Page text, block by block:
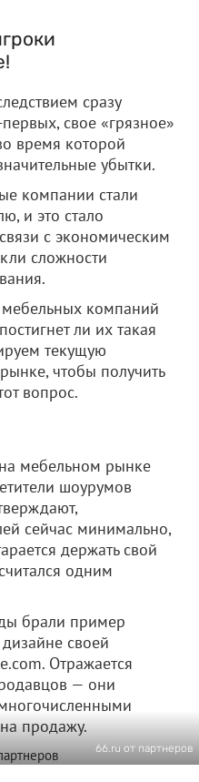
сразу
свое «грязное»
время которой
убытки.
компании стали
и это стало
с экономическим
сложности
компаний
ли их такая
текущую
чтобы получить
вопрос.
мебельном рынке
шоурумов
сейчас минимально,
держать свой
одним
брали пример
своей
Отражается
— они
продажу.
66.ru от партнеров